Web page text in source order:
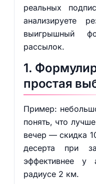
реальных
анализируете
выигрышный
рассылок.
1.
простая
Пример:
понять, что
вечер — скидка
десерта при
эффективнее у
радиусе 2 км.